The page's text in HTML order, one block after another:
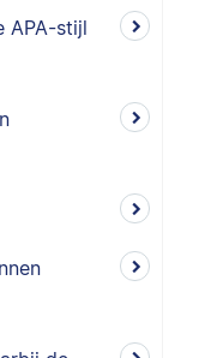
APA-stijl